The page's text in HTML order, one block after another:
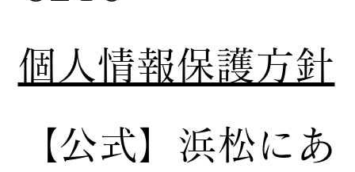
個人情報保護方針
【公式】 浜松にあ